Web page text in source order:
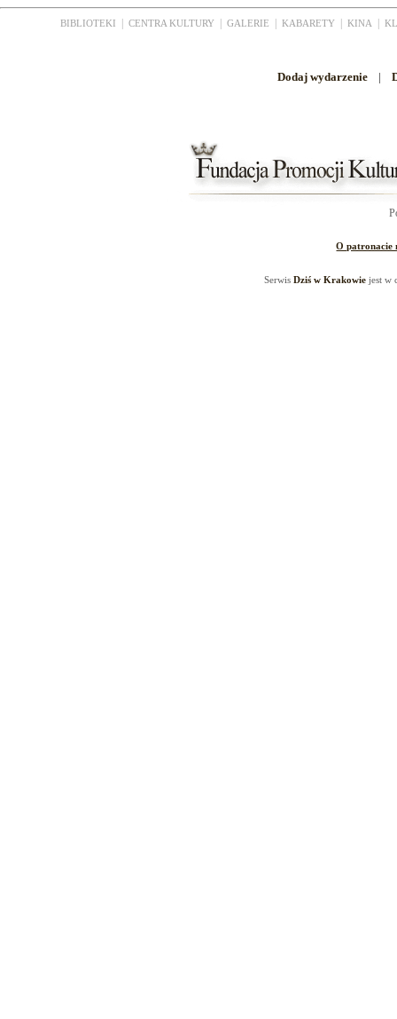
BIBLIOTEKI CENTRA KULTURY GALERIE KABARETY KINA
Dodaj wydarzenie |
O patronacie
SerwisDziś w Krakowie jest w